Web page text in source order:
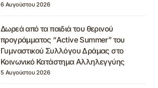
6 Αυγούστου 2026
Δωρεά από τα παιδιά του θερινού
προγράμματος “Active Summer” του
Γυμναστικού Συλλόγου Δράμας στο
Κοινωνικό Κατάστημα Αλληλεγγύης
5 Αυγούστου 2026